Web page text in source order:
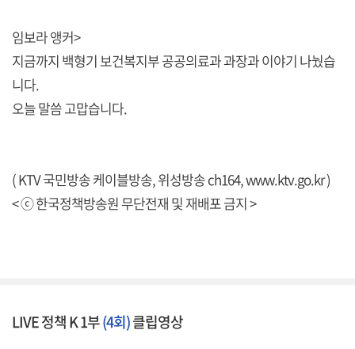
임보라 앵커>
지금까지 백형기 보건복지부 공공의료과 과장과 이야기 나눴습
니다.
오늘 말씀 고맙습니다.
( KTV 국민방송 케이블방송, 위성방송 ch164,www.ktv.go.kr)
< ⓒ 한국정책방송원 무단전재 및 재배포 금지 >
LIVE 정책 K 1부(4회)클립영상